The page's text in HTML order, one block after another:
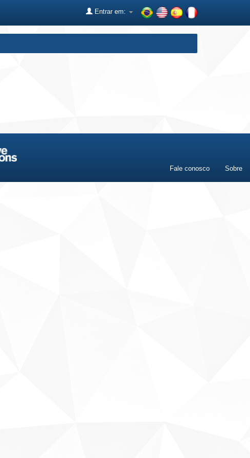
Entrar em:
Fale conosco Sobre